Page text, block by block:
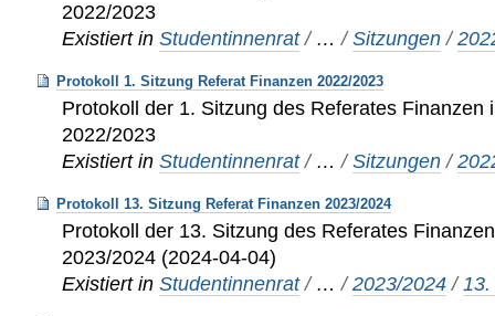
2022/2023
Existiert in Studentinnenrat / …/Sitzungen /
Protokoll 1. Sitzung Referat Finanzen 2022/2023
Protokoll der 1. Sitzung des Referates Finanzen
2022/2023
Existiert in Studentinnenrat / …/Sitzungen /
Protokoll 13. Sitzung Referat Finanzen 2023/2024
Protokoll der 13. Sitzung des Referates
2023/2024 (2024-04-04)
Existiert in Studentinnenrat / …/2023/2024 /